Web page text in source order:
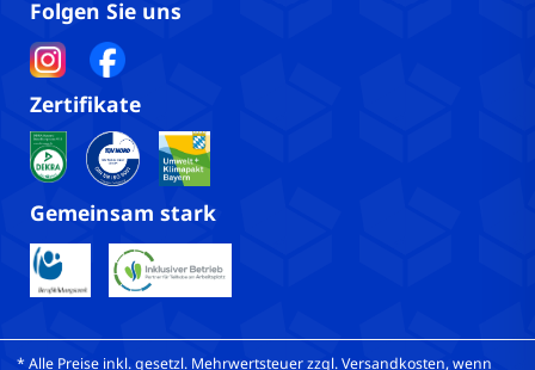
Folgen Sie uns
Zertifikate
Gemeinsam stark
* Alle Preise inkl. gesetzl. Mehrwertsteuer zzgl. Versandkosten, wenn